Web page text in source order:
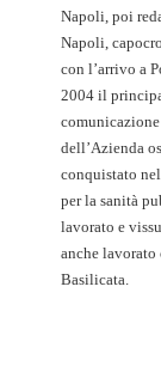
Napoli, poi
Napoli,
con l’arrivo a
2004 il
dell’Azienda
conquistato
per la sanità
lavorato e
anche
Basilicata.